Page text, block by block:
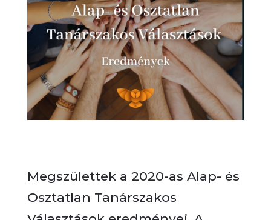
Megszülettek a 2020-as Alap- és
Osztatlan Tanárszakos